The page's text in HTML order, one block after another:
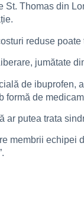
St. Thomas din
reduse
jumătate
de ibuprofen,
de
ar putea trata
membrii echipei